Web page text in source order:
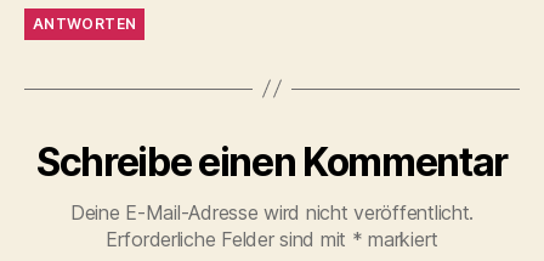
ANTWORTEN
Schreibe einen Kommentar
Deine E-Mail-Adresse wird nicht veröffentlicht.
Erforderliche Felder sind mit * markiert